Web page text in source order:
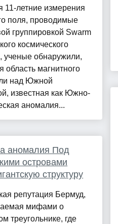
11-летние измерения
поля, проводимые
группировкой Swarm
космического
ученые обнаружили,
область магнитного
над Южной
известная как Южно-
аномалия...
аномалия Под
островами
структуру
репутация Бермуд,
мифами о
треугольнике, где